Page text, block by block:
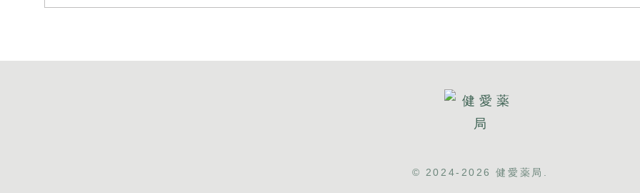
© 2024-2026 健愛薬局.